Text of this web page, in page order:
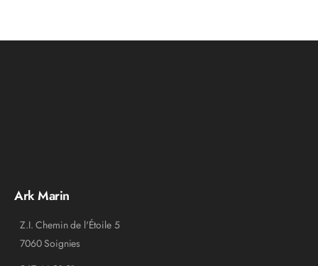
Ark Marin
Z.I. Chemin de l'Étoile 5
7060 Soignies